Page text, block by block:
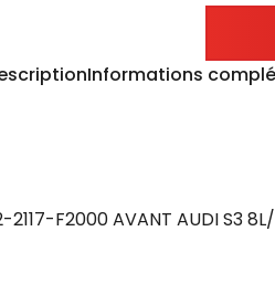
Informations
2117-F2000 AVANT AUDI S3